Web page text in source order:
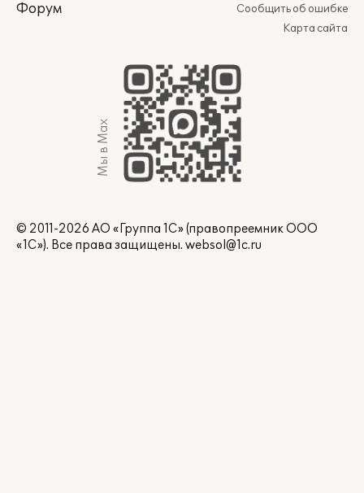
Форум
Сообщить об ошибке
Карта сайта
Мы в Max
© 2011-2026 АО «Группа 1С» (правопреемник ООО
«1С»). Все права защищены. websol@1c.ru